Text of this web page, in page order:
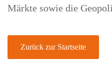
Märkte sowie die
Zurück zur Startseite